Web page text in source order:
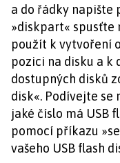
a do řádky napište
»diskpart« spusťte
použít k vytvoření
pozici na disku a k
dostupných disků
disk«. Podívejte se
jaké číslo má USB
pomocí příkazu
vašeho USB flash